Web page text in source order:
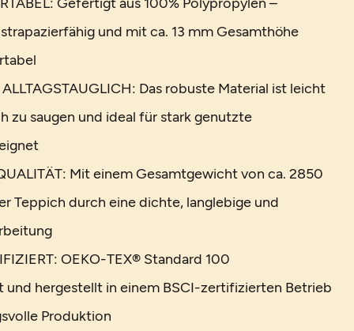
und mit ca. 13 mm Gesamthöhe
ALLTAGSTAUGLICH: Das robuste Material ist leicht
zu saugen und ideal für stark genutzte
Mit einem Gesamtgewicht von ca. 2850
Teppich durch eine dichte, langlebige und
OEKO-TEX® Standard 100
hergestellt in einem BSCI-zertifizierten Betrieb
Produktion